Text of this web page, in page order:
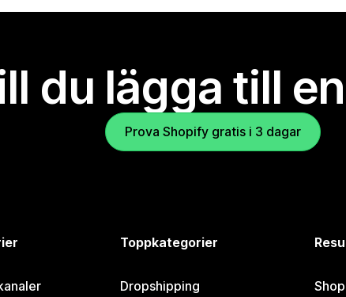
du lägga till
Prova Shopify gratis i 3 dagar
Toppkategorier
Dropshipping